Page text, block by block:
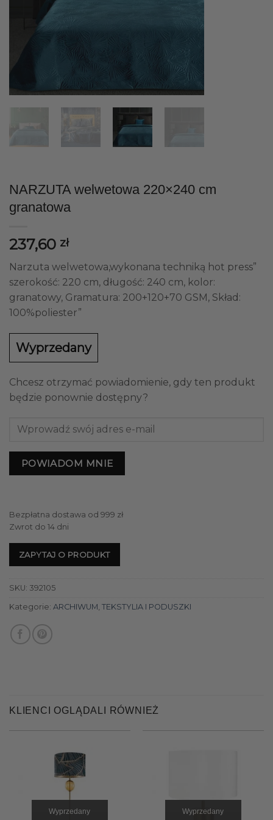
NARZUTA welwetowa 220×240 cm
granatowa
237,60 zł
Narzuta welwetowa,wykonana techniką hot press”
szerokość: 220 cm, długość: 240 cm, kolor:
granatowy, Gramatura: 200+120+70 GSM, Skład:
100%poliester”
Wyprzedany
Chcesz otrzymać powiadomienie, gdy ten produkt
będzie ponownie dostępny?
POWIADOM MNIE
Bezpłatna dostawa od 999 zł
Zwrot do 14 dni
ZAPYTAJ O PRODUKT
SKU: 392105
Kategorie: ARCHIWUM, TEKSTYLIA I PODUSZKI
KLIENCI OGLĄDALI RÓWNIEŻ
Wyprzedany Wyprzedany